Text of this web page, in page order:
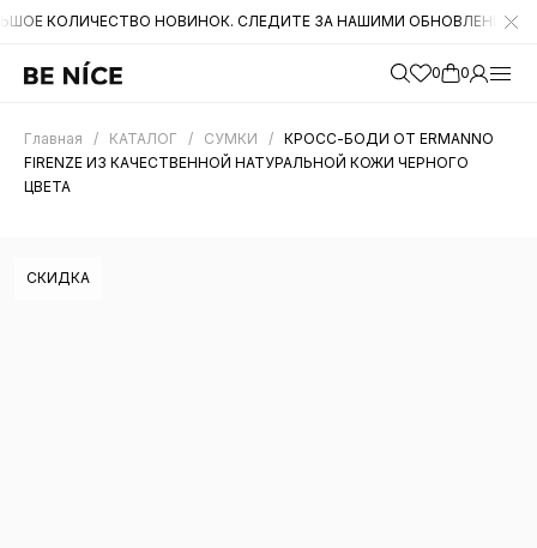
НОВИНОК. СЛЕДИТЕ ЗА НАШИМИ ОБНОВЛЕНИЯМИ НА
0 0
Главная / КАТАЛОГ / СУМКИ / КРОСС-БОДИ ОТ ERMANNO
FIRENZE ИЗ КАЧЕСТВЕННОЙ НАТУРАЛЬНОЙ КОЖИ ЧЕРНОГО
ЦВЕТА
СКИДКА